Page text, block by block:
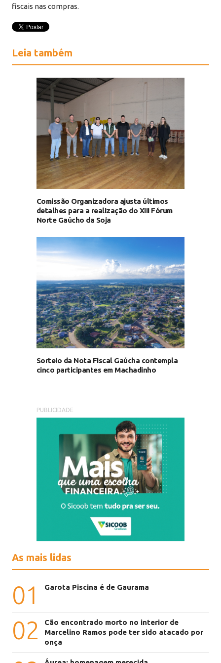
fiscais nas compras.
Leia também
Comissão Organizadora ajusta últimos
detalhes para a realização do XIII Fórum
Norte Gaúcho da Soja
Sorteio da Nota Fiscal Gaúcha contempla
cinco participantes em Machadinho
PUBLICIDADE
As mais lidas
01 Garota Piscina é de Gaurama
02
Cão encontrado morto no interior de
Marcelino Ramos pode ter sido atacado por
onça